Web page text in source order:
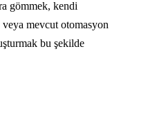
gömmek, kendi
veya mevcut otomasyon
bu şekilde